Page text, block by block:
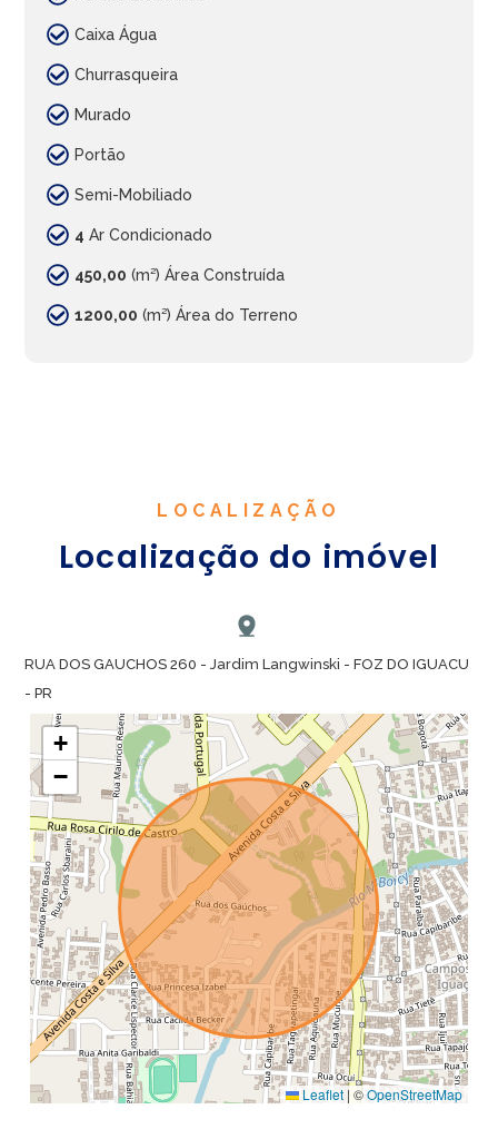
Caixa Água
Churrasqueira
Murado
Portão
Semi-Mobiliado
4 Ar Condicionado
450,00 (m²) Área Construída
1200,00 (m²) Área do Terreno
LOCALIZAÇÃO
Localização do imóvel
RUA DOS GAUCHOS 260 - Jardim Langwinski - FOZ DO IGUACU
- PR
+
−
Leaflet | ©OpenStreetMap